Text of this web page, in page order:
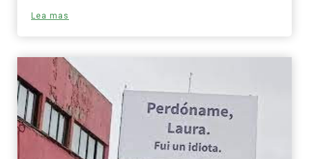
Lea mas